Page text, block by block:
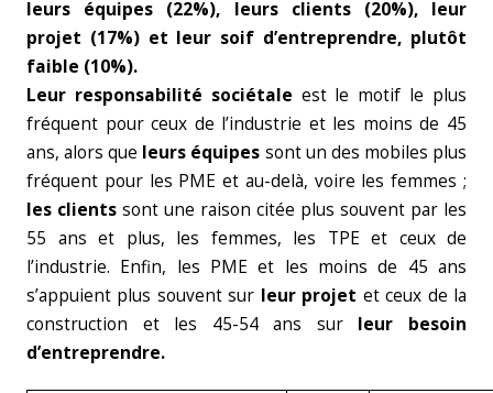
leurs équipes (22%), leurs clients (20%), leur
projet (17%) et leur soif d’entreprendre, plutôt
faible (10%).
Leur responsabilité sociétale est le motif le plus
fréquent pour ceux de l’industrie et les moins de 45
ans, alors que leurs équipes sont un des mobiles plus
fréquent pour les PME et au-delà, voire les femmes ;
les clients sont une raison citée plus souvent par les
55 ans et plus, les femmes, les TPE et ceux de
l’industrie. Enfin, les PME et les moins de 45 ans
s’appuient plus souvent sur leur projet et ceux de la
construction et les 45-54 ans sur leur besoin
d’entreprendre.